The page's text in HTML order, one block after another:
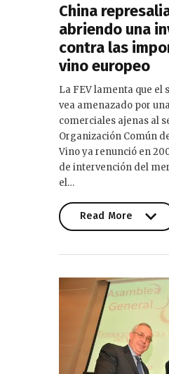
China
abriendo una
contra las
vino europeo
La FEV lamenta que el
vea amenazado por
comerciales ajenas al
Organización Común
Vino ya renunció en
de intervención del
el…
Read More